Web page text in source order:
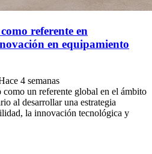
referente en
en equipamiento
4 semanas
como un referente global en el ámbito
al desarrollar una estrategia
la innovación tecnológica y